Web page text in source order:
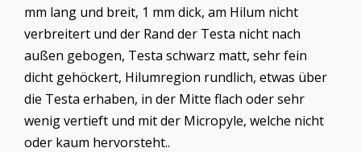
mm lang und breit, 1 mm dick, am Hilum nicht
verbreitert und der Rand der Testa nicht nach
außen gebogen, Testa schwarz matt, sehr fein
dicht gehöckert, Hilumregion rundlich, etwas über
die Testa erhaben, in der Mitte flach oder sehr
wenig vertieft und mit der Micropyle, welche nicht
oder kaum hervorsteht..